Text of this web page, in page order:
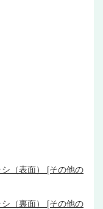
シ（表面） [その他の
シ（裏面） [その他の